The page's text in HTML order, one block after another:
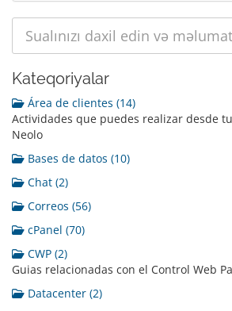
Kateqoriyalar
Área de clientes (14)
Actividades que puedes realizar desde
Neolo
Bases de datos (10)
Chat (2)
Correos (56)
cPanel (70)
CWP (2)
Guias relacionadas con el Control Web
Datacenter (2)